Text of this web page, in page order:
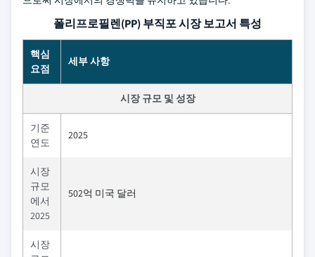
폴리프로필렌(PP) 부직포 시장 보고서 특성
핵심
요점
세부 사항
시장 규모 및 성장
기준
연도
2025
시장
규모
에서
2025
502억 미국 달러
시장